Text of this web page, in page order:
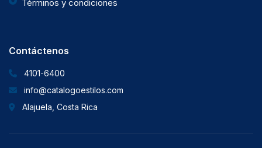
Términos y condiciones
Contáctenos
4101-6400
info@catalogoestilos.com
Alajuela, Costa Rica